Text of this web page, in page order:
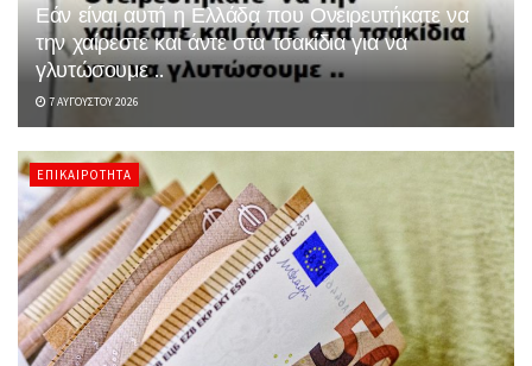
Εάν είναι αυτή η Ελλάδα που Ονειρευτήκατε να
την χαίρεστε και άντε στα τσακίδια για να
γλυτώσουμε ..
7 ΑΥΓΟΎΣΤΟΥ 2026
ΕΠΙΚΑΙΡΌΤΗΤΑ